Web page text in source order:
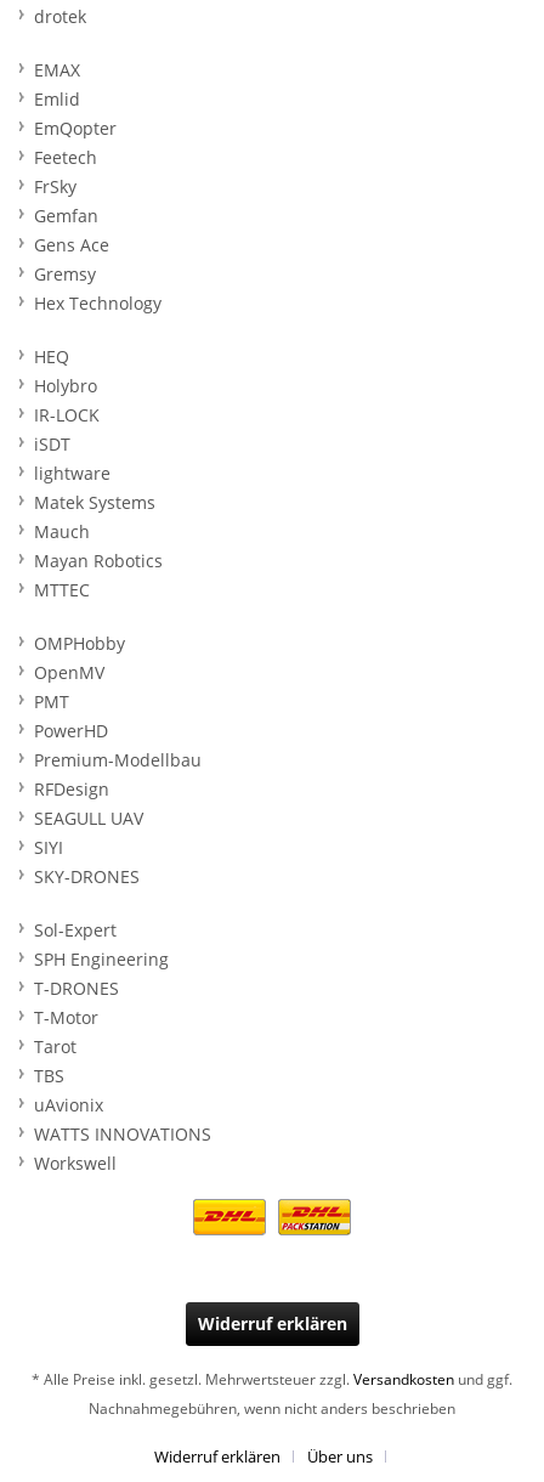
drotek
EMAX
Emlid
EmQopter
Feetech
FrSky
Gemfan
Gens Ace
Gremsy
Hex Technology
HEQ
Holybro
IR-LOCK
iSDT
lightware
Matek Systems
Mauch
Mayan Robotics
MTTEC
OMPHobby
OpenMV
PMT
PowerHD
Premium-Modellbau
RFDesign
SEAGULL UAV
SIYI
SKY-DRONES
Sol-Expert
SPH Engineering
T-DRONES
T-Motor
Tarot
TBS
uAvionix
WATTS INNOVATIONS
Workswell
Widerruf erklären
* Alle Preise inkl. gesetzl. Mehrwertsteuer zzgl.Versandkosten und ggf.
Nachnahmegebühren, wenn nicht anders beschrieben
Widerruf erklären Über uns